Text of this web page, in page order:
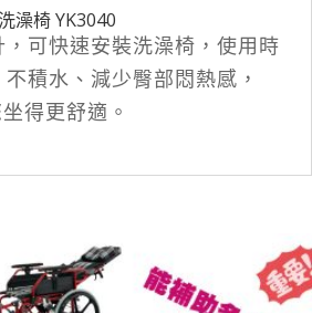
澡椅 YK3040
可快速安裝洗澡椅，使用時
積水、減少臀部悶熱感，
得更舒適。